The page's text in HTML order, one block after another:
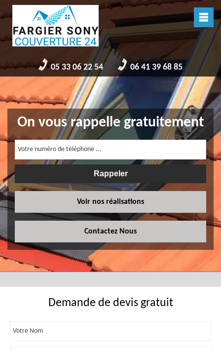
05 33 06 22 54 06 41 39 68 85
On vous rappelle gratuitement
Voir nos réalisations
Contactez Nous
Demande de devis gratuit